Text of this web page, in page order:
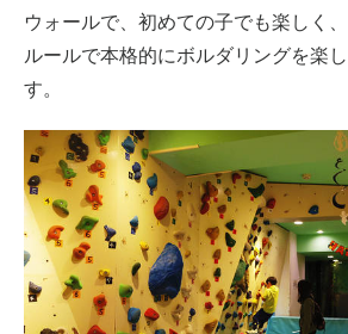
ウォールで、初めての子でも楽しく
ルールで本格的にボルダリングを楽
す。